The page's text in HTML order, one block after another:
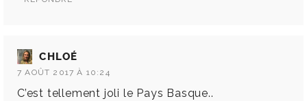
CHLOÉ
7 AOÛT 2017 À 10:24
C’est tellement joli le Pays Basque..